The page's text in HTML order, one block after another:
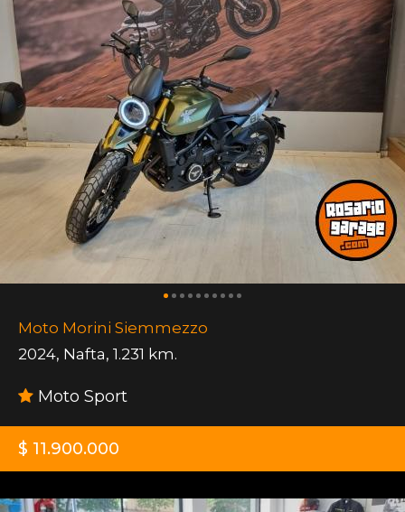
Moto Morini Siemmezzo
2024, Nafta, 1.231 km.
Moto Sport
$ 11.900.000